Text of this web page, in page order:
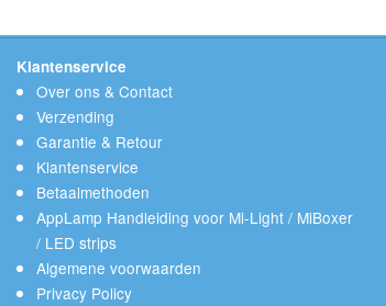
Klantenservice
Over ons & Contact
Verzending
Garantie & Retour
Klantenservice
Betaalmethoden
AppLamp Handleiding voor Mi-Light / MiBoxer
/ LED strips
Algemene voorwaarden
Privacy Policy